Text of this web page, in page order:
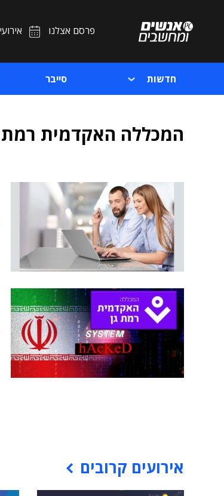
פרסם אצלנו
חדשות סייבר
המכללה האקדמית רמת
אירועים קרובים